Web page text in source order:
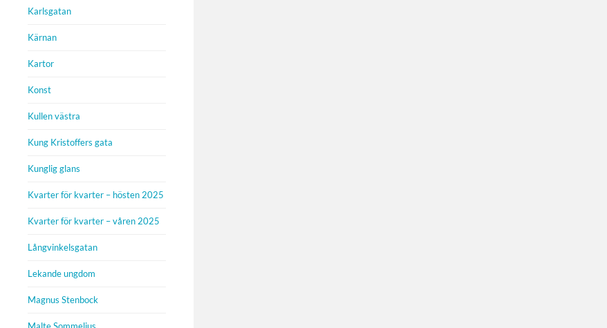
Karlsgatan
Kärnan
Kartor
Konst
Kullen västra
Kung Kristoffers gata
Kunglig glans
Kvarter för kvarter – hösten 2025
Kvarter för kvarter – våren 2025
Långvinkelsgatan
Lekande ungdom
Magnus Stenbock